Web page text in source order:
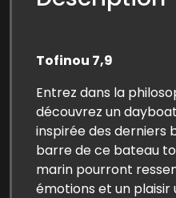
Tofinou 7,9
Entrez dans la
découvrez un
inspirée des derniers
barre de ce bateau
marin pourront
émotions et un plaisir